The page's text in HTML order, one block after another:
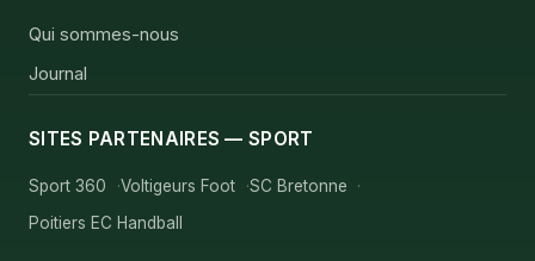
Qui sommes-nous
Journal
SITES PARTENAIRES — SPORT
Sport 360 Voltigeurs Foot
SC Bretonne
Poitiers EC Handball